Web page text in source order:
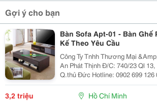
Gợi ý cho bạn
Bàn Sofa Apt-01 - Bàn
Kế Theo Yêu Cầu
Công Ty Tnhh Thương Mại
An Phát Thịnh Đ/C: 740/23 Ql 13, P.hiệp Bình Phước,
Q.thủ Đức Hotline: 0902 699 126 0912 969 379 Website:
Http://Anphatthinhfurniture.com ------------ Bàn Sofa Là
Một Vật Dụng Đi Kèm C
3,2 triệu Hồ Chí Minh